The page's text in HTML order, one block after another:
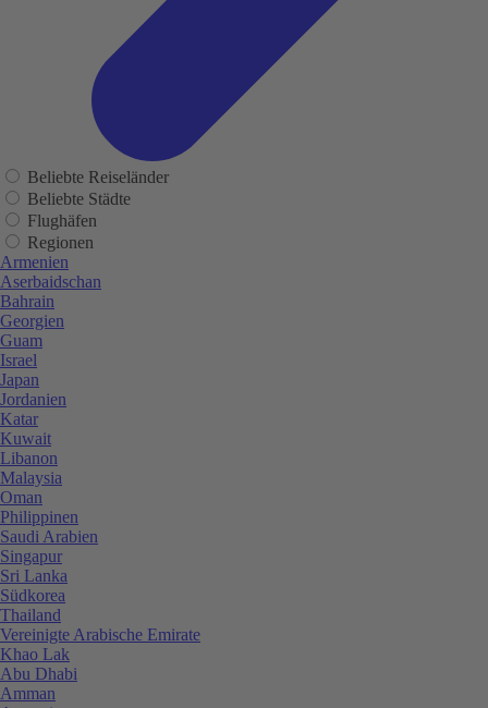
Beliebte Reiseländer
Beliebte Städte
Flughäfen
Regionen
Armenien
Aserbaidschan
Bahrain
Georgien
Guam
Israel
Japan
Jordanien
Katar
Kuwait
Libanon
Malaysia
Oman
Philippinen
Saudi Arabien
Singapur
Sri Lanka
Südkorea
Thailand
Vereinigte Arabische Emirate
Khao Lak
Abu Dhabi
Amman